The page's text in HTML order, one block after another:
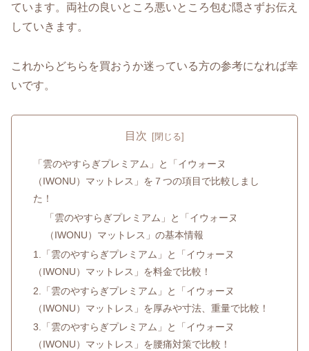
ています。両社の良いところ悪いところ包む隠さずお伝え
していきます。
これからどちらを買おうか迷っている方の参考になれば幸
いです。
目次
「雲のやすらぎプレミアム」と「イウォーヌ
（IWONU）マットレス」を７つの項目で比較しまし
た！
「雲のやすらぎプレミアム」と「イウォーヌ
（IWONU）マットレス」の基本情報
1.「雲のやすらぎプレミアム」と「イウォーヌ
（IWONU）マットレス」を料金で比較！
2.「雲のやすらぎプレミアム」と「イウォーヌ
（IWONU）マットレス」を厚みや寸法、重量で比較！
3.「雲のやすらぎプレミアム」と「イウォーヌ
（IWONU）マットレス」を腰痛対策で比較！